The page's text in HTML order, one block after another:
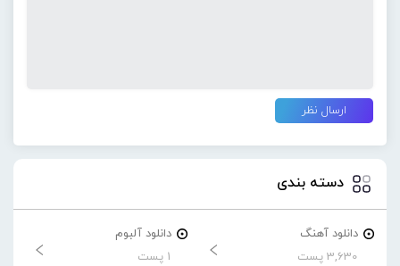
دسته بندی
دانلود آهنگ
3,630 پست
دانلود آلبوم
1 پست